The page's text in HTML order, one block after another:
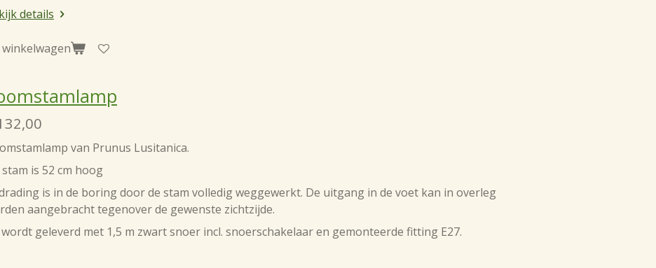
details
van Prunus Lusitanica.
stam is 52 cm hoog
is in de boring door de stam volledig weggewerkt. De uitgang in de voet kan in overleg
aangebracht tegenover de gewenste zichtzijde.
geleverd met 1,5 m zwart snoer incl. snoerschakelaar en gemonteerde fitting E27.